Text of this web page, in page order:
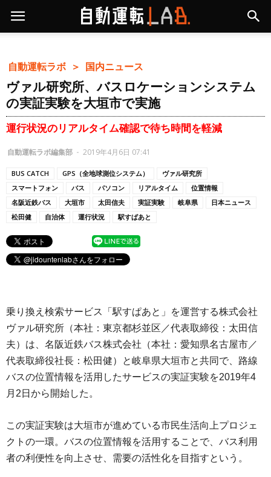
自動運転ラボ ＞ 国内ニュース
ヴァル研究所、バスロケーションシステム
の実証実験を大垣市で実施
運行状況のリアルタイム確認で待ち時間を軽減
自動運転ラボ編集部 - 2019年4月6日 07:41
BUS CATCH GPS（全地球測位システム）
ヴァル研究所
スマートフォン
バス パソコン リアルタイム
位置情報
名阪近鉄バス
大垣市 太田信夫 実証実験 岐阜県
日本ニュース
松田健
自治体 運行状況 駅すぱあと
乗り換え検索サービス「駅すぱあと」を運営する株式会社
ヴァル研究所（本社：東京都杉並区／代表取締役：太田信
夫）は、名阪近鉄バス株式会社（本社：愛知県名古屋市／
代表取締役社長：松田健）と岐阜県大垣市と共同で、路線
バスの位置情報を活用したサービスの実証実験を2019年4
月2日から開始した。
この実証実験は大垣市が進めている市民生活向上プロジェ
クトの一環。バスの位置情報を活用することで、バス利用
者の利便性を向上させ、需要の活性化を目指すという。